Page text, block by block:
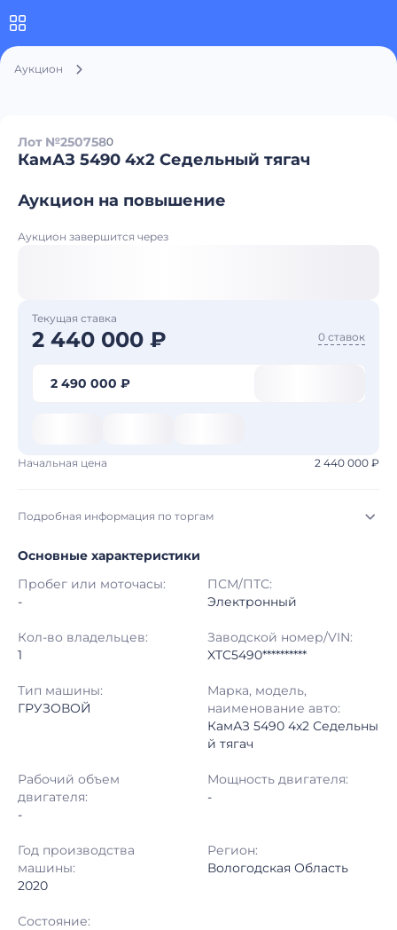
Аукцион
Лот №2507580
КамАЗ 5490 4x2 Седельный тягач
Аукцион на повышение
Аукцион завершится через
Текущая ставка
2 440 000 ₽ 0 ставок
2 490 000 ₽
Начальная цена 2 440 000 ₽
Подробная информация по торгам
Начало торгов: 06.08.2026, 21:23 МСК
13.08.2026, 20:12 МСК
Тип аукциона: Открытые торги
Шаг торгов: 50 000 ₽
Регион: Вологодская Область
Основные характеристики
Пробег или моточасы:
-
ПСМ/ПТС:
Электронный
Кол-во владельцев:
1
Заводской номер/VIN:
XTC5490**********
Тип машины:
ГРУЗОВОЙ
Марка, модель,
наименование авто:
КамАЗ 5490 4x2 Седельны
й тягач
Рабочий объем
двигателя:
-
Мощность двигателя:
-
Год производства
машины:
2020
Регион:
Вологодская Область
Состояние: